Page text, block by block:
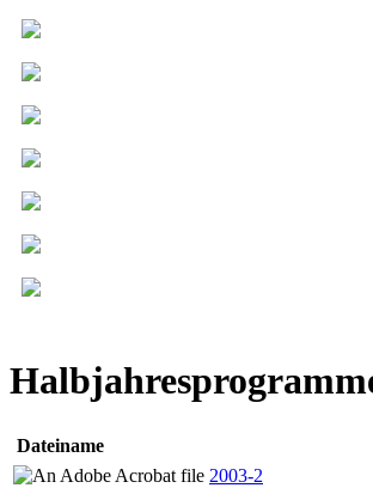
Dateiname
2003-2